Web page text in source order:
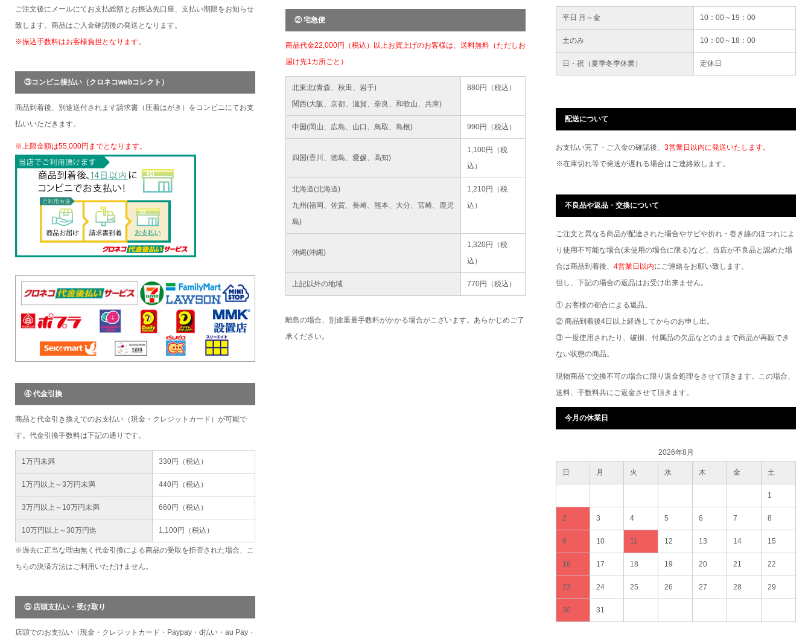
ご注文後にメールにてお支払総額とお振込先口座、支払い期限をお知らせ
致します。商品はご入金確認後の発送となります。
※振込手数料はお客様負担となります。
③コンビニ後払い（クロネコwebコレクト）
商品到着後、別途送付されます請求書（圧着はがき）をコンビニにてお支
払いいただきます。
※上限金額は55,000円までとなります。
④ 代金引換
商品と代金引き換えでのお支払い（現金・クレジットカード）が可能で
す。代金引換手数料は下記の通りです。
1万円未満 330円（税込）
1万円以上～3万円未満 440円（税込）
3万円以上～10万円未満 660円（税込）
10万円以上～30万円迄 1,100円（税込）
※過去に正当な理由無く代金引換による商品の受取を拒否された場合、こ
ちらの決済方法はご利用いただけません。
⑤ 店頭支払い・受け取り
店頭でのお支払い（現金・クレジットカード・Paypay・d払い・au Pay・
② 宅急便
商品代金22,000円（税込）以上お買上げのお客様は、送料無料（ただしお
届け先1カ所ごと）
北東北(青森、秋田、岩手)
関西(大阪、京都、滋賀、奈良、和歌山、兵庫)
880円（税込）
中国(岡山、広島、山口、鳥取、島根) 990円（税込）
四国(香川、徳島、愛媛、高知)
1,100円（税
込）
北海道(北海道)
九州(福岡、佐賀、長崎、熊本、大分、宮崎、鹿児
島)
1,210円（税
込）
沖縄(沖縄)
1,320円（税
込）
上記以外の地域 770円（税込）
離島の場合、別途重量手数料がかかる場合がこざいます。あらかじめご了
承ください。
平日 月～金 10：00～19：00
土のみ 10：00～18：00
日・祝（夏季冬季休業） 定休日
配送について
お支払い完了・ご入金の確認後、 3営業日以内に発送いたします。
※在庫切れ等で発送が遅れる場合はご連絡致します。
不良品や返品・交換について
ご注文と異なる商品が配達された場合やサビや折れ・巻き線のほつれによ
り使用不可能な場合(未使用の場合に限る)など、当店が不良品と認めた場
合は商品到着後、 4営業日以内にご連絡をお願い致します。
但し、下記の場合の返品はお受け出来ません。
① お客様の都合による返品。
② 商品到着後4日以上経過してからのお申し出。
③ 一度使用されたり、破損、付属品の欠品などのままで商品が再販でき
ない状態の商品。
現物商品で交換不可の場合に限り返金処理をさせて頂きます。この場合、
送料、手数料共にご返金させて頂きます。
今月の休業日
2026年8月
日 月 火 水 木 金 土
1
2 3 4 5 6 7 8
9 10 11 12 13 14 15
16 17 18 19 20 21 22
23 24 25 26 27 28 29
30 31